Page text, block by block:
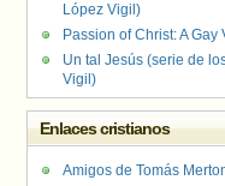
López Vigil)
Passion of Christ: A
Un tal Jesús (serie de
Vigil)
Enlaces cristianos
Amigos de Tomás